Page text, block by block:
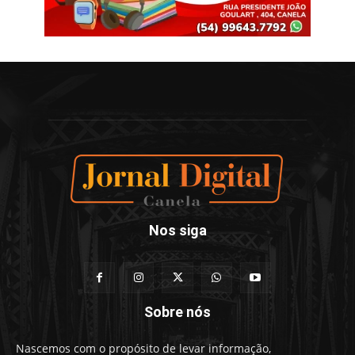
Nos siga
Sobre nós
Nascemos com o propósito de levar informação,